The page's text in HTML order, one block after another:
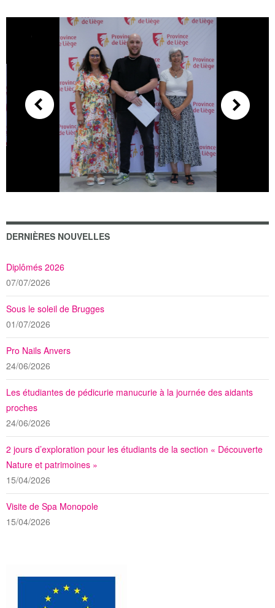
DERNIÈRES NOUVELLES
Diplômés 2026
07/07/2026
Sous le soleil de Brugges
01/07/2026
Pro Nails Anvers
24/06/2026
Les étudiantes de pédicurie manucurie à la journée des aidants
proches
24/06/2026
2 jours d’exploration pour les étudiants de la section « Découverte
Nature et patrimoines »
15/04/2026
Visite de Spa Monopole
15/04/2026